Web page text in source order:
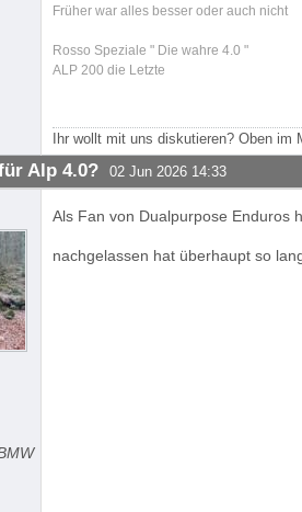
Früher war alles besser oder auch nicht
Rosso Speziale " Die wahre 4.0 "
ALP 200 die Letzte
Ihr wollt mit uns diskutieren? Oben
Alp 4.0? 02 Jun 2026 14:33
Als Fan von Dualpurpose Enduros
nachgelassen hat überhaupt so